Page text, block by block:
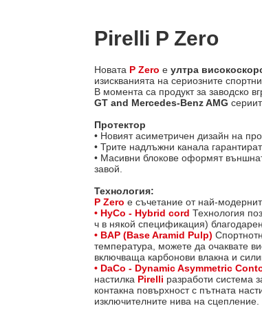
Pirelli P Zero
Новата P Zero е ултра
изискванията на сериозните
В момента са продукт за заводско
GT and Mercedes-Benz AMG
Протектор
• Новият асиметричен дизайн на
• Трите надлъжни канала
• Масивни блокове оформят
завой.
Технология:
P Zero е съчетание от най-
• HyCo - Hybrid cord Технология
ч в някой спецификация)
• BAP (Base Aramid Pulp)
температура, можете да очаквате
включваща карбонови влакна и
• DaCo - Dynamic Asymmetric
настилка Pirelli разработи система
контакна повърхност с пътната
изключителните нива на сцепление.